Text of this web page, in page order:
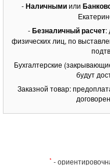
-Наличнымиили
-Безналичный расчет:
физических лиц, по
Бухгалтерские
будут
Заказной товар:
* -